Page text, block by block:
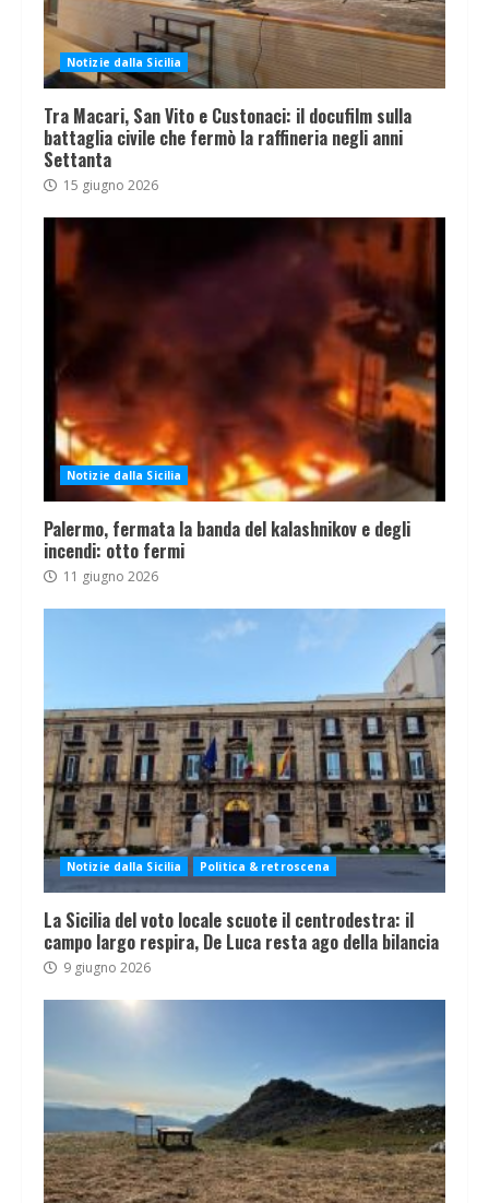
Notizie dalla Sicilia
Tra Macari, San Vito e Custonaci: il docufilm sulla
battaglia civile che fermò la raffineria negli anni
Settanta
15 giugno 2026
Notizie dalla Sicilia
Palermo, fermata la banda del kalashnikov e degli
incendi: otto fermi
11 giugno 2026
Notizie dalla Sicilia Politica & retroscena
La Sicilia del voto locale scuote il centrodestra: il
campo largo respira, De Luca resta ago della bilancia
9 giugno 2026